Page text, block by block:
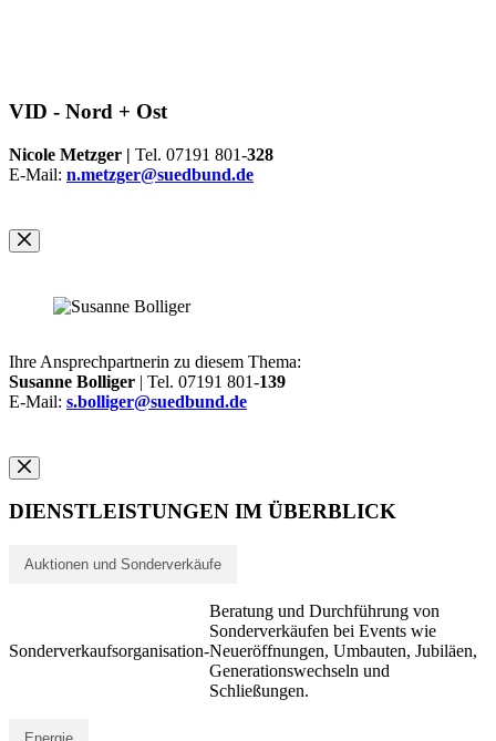
VID - Nord + Ost
Nicole Metzger | Tel. 07191 801-328
E-Mail: n.metzger@suedbund.de
Ihre Ansprechpartnerin zu diesem Thema:
Susanne Bolliger | Tel. 07191 801-139
E-Mail: s.bolliger@suedbund.de
DIENSTLEISTUNGEN IM ÜBERBLICK
Auktionen und Sonderverkäufe
Sonderverkaufsorganisation-
Beratung und Durchführung von
Sonderverkäufen bei Events wie
Neueröffnungen, Umbauten, Jubiläen,
Generationswechseln und
Schließungen.